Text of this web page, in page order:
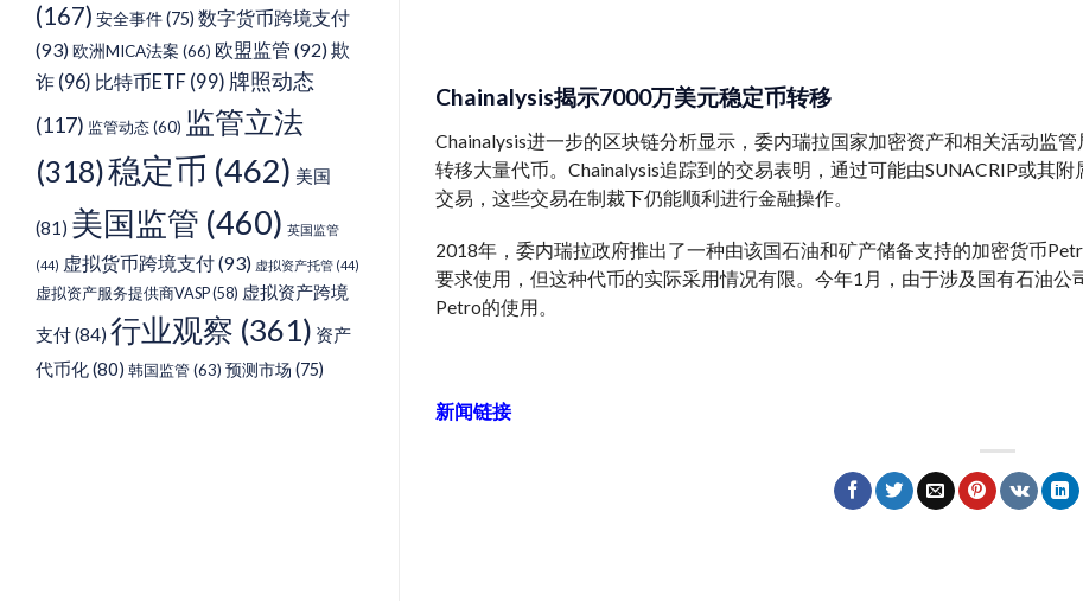
(167) 安全事件(75) 数字货币跨境支付
(93)欧洲MICA法案 (66) 欧盟监管 (92)欺
诈 (96) 比特币ETF (99) 牌照动态
(117) 监管动态(60) 监管立法
(318)稳定币 (462) 美国
(81) 美国监管 (460) 英国监管
(44) 虚拟货币跨境支付(93) 虚拟资产托管 (44)
虚拟资产服务提供商VASP(58) 虚拟资产跨境
支付(84) 行业观察 (361) 资产
代币化(80) 韩国监管(63) 预测市场 (75)
Chainalysis揭示7000万美元稳定币转移
Chainalysis进一步的区块链分析显示，委内瑞拉国家加密资产和相关活动监
转移大量代币。Chainalysis追踪到的交易表明，通过可能由SUNACRIP或其
交易，这些交易在制裁下仍能顺利进行金融操作。
2018年，委内瑞拉政府推出了一种由该国石油和矿产储备支持的加密货币
要求使用，但这种代币的实际采用情况有限。今年1月，由于涉及国有石油公
Petro的使用。
新闻链接